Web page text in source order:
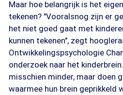
Maar hoe belangrijk is het
tekenen? "Vooralsnog zijn er
het niet goed gaat met
kunnen tekenen", zegt
Ontwikkelingspsychologie
onderzoek naar het
misschien minder, maar doen
waarmee hun brein geprikkeld